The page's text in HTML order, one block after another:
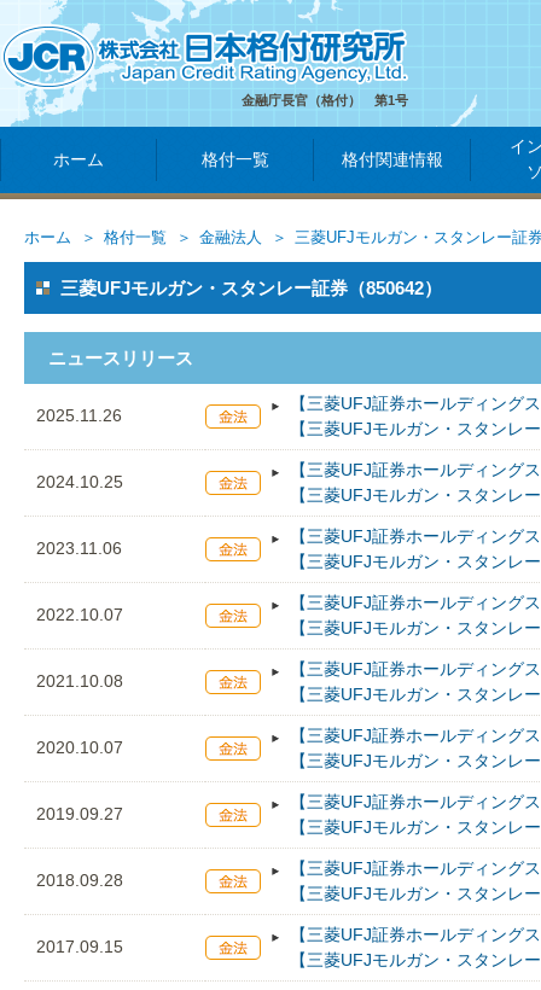
金融庁長官（格付） 第1号
ホーム 格付一覧 格付関連情報
イ
ホーム 格付一覧 金融法人 三菱UFJモルガン・スタンレー証
三菱UFJモルガン・スタンレー証券（850642）
ニュースリリース
2025.11.26
【三菱UFJ証券ホールディング
【三菱UFJモルガン・スタンレ
2024.10.25
【三菱UFJ証券ホールディング
【三菱UFJモルガン・スタンレ
2023.11.06
【三菱UFJ証券ホールディング
【三菱UFJモルガン・スタンレ
2022.10.07
【三菱UFJ証券ホールディング
【三菱UFJモルガン・スタンレ
2021.10.08
【三菱UFJ証券ホールディング
【三菱UFJモルガン・スタンレ
2020.10.07
【三菱UFJ証券ホールディング
【三菱UFJモルガン・スタンレ
2019.09.27
【三菱UFJ証券ホールディング
【三菱UFJモルガン・スタンレ
2018.09.28
【三菱UFJ証券ホールディング
【三菱UFJモルガン・スタンレ
2017.09.15
【三菱UFJ証券ホールディング
【三菱UFJモルガン・スタンレ